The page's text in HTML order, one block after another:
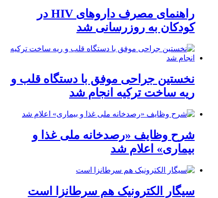
راهنمای مصرف داروهای HIV در
کودکان به روزرسانی شد
نخستین جراحی موفق با دستگاه قلب و
ریه ساخت ترکیه انجام شد
شرح وظایف «رصدخانه ملی غذا و
بیماری» اعلام شد
سیگار الکترونیک هم سرطانزا است